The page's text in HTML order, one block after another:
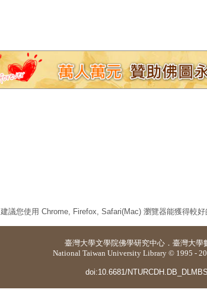
建議您使用 Chrome, Firefox, Safari(Mac) 瀏覽器能獲得較好
臺灣大學文學院佛學研究中心 ． 臺灣大學
National Taiwan University Library © 1995 -
doi:10.6681/